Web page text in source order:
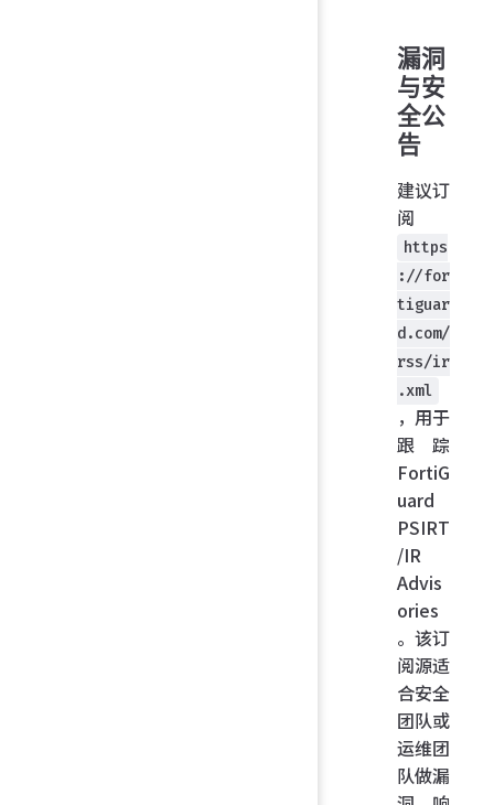
漏洞
与安
全公
告
建议订
阅
https
://for
tiguar
d.com/
rss/ir
.xml
，用于
跟踪
FortiG
uard
PSIRT
/IR
Advis
ories
。该订
阅源适
合安全
团队或
运维团
队做漏